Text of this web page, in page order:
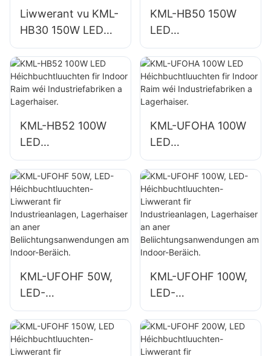
Liwwerant vu KML-
HB30 150W LED
Industrie- a
Biergbauluuchten
fir Indoor Raim wéi
Turnsäll a
KML-HB50 150W
LED
Héichbuchtluuchte
n fir Indoor Raim
wéi
Reparaturatelieren
KML-HB52 100W
LED
Héichbuchtluuchte
n fir Indoor Raim
wéi
Industriefabriken a
Lagerhaiser.
KML-UFOHA 100W
LED
Héichbuchtluuchte
n fir Indoor Raim
wéi
Industriefabriken a
Lagerhaiser.
KML-UFOHF 50W,
LED-
Héichbuchtluuchte
n-Liwwerant fir
Industrieanlagen,
KML-UFOHF 100W,
LED-
Héichbuchtluuchte
n-Liwwerant fir
Industrieanlagen,